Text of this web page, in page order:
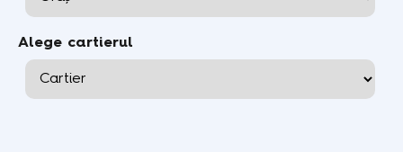
Alege cartierul